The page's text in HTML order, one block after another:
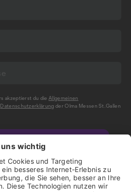
akzeptierst du dieAllgemeinen
Datenschutzerklärung der Olma Messen St.Gallen